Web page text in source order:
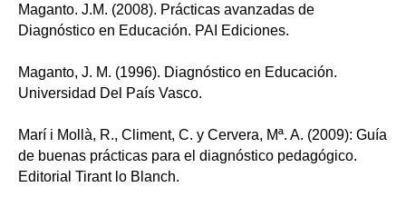
Maganto. J.M. (2008). Prácticas avanzadas de
Diagnóstico en Educación. PAI Ediciones.
Maganto, J. M. (1996). Diagnóstico en Educación.
Universidad Del País Vasco.
Marí i Mollà, R., Climent, C. y Cervera, Mª. A. (2009): Guía
de buenas prácticas para el diagnóstico pedagógico.
Editorial Tirant lo Blanch.